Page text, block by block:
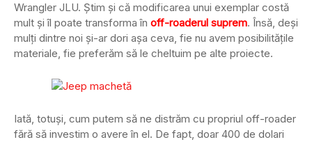
Wrangler JLU. Știm și că modificarea unui exemplar costă
mult și îl poate transforma în off-roaderul suprem. Însă, deși
mulți dintre noi și-ar dori așa ceva, fie nu avem posibilitățile
materiale, fie preferăm să le cheltuim pe alte proiecte.
Iată, totuși, cum putem să ne distrăm cu propriul off-roader
fără să investim o avere în el. De fapt, doar 400 de dolari